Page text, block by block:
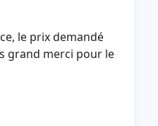
le prix demandé
grand merci pour le